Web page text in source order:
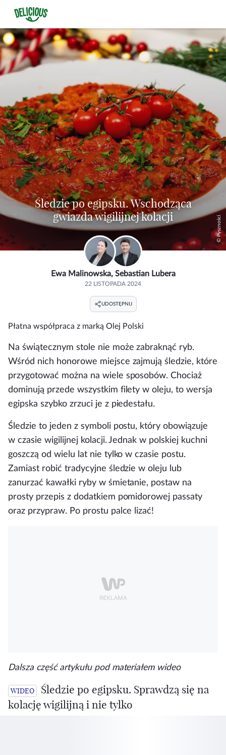
© Pyszności
Śledzie po egipsku. Wschodząca
gwiazda wigilijnej kolacji
Ewa Malinowska Sebastian Lubera
22 LISTOPADA 2024
UDOSTĘPNIJ
Płatna współpraca z marką Olej Polski
Na świątecznym stole nie może zabraknąć ryb.
Wśród nich honorowe miejsce zajmują śledzie, które
przygotować można na wiele sposobów. Chociaż
dominują przede wszystkim filety w oleju, to wersja
egipska szybko zrzuci je z piedestału.
Śledzie to jeden z symboli postu, który obowiązuje
w czasie wigilijnej kolacji. Jednak w polskiej kuchni
goszczą od wielu lat nie tylko w czasie postu.
Zamiast robić tradycyjne śledzie w oleju lub
zanurzać kawałki ryby w śmietanie, postaw na
prosty przepis z dodatkiem pomidorowej passaty
oraz przypraw. Po prostu palce lizać!
Dalsza część artykułu pod materiałem wideo
Śledzie po egipsku. Sprawdzą się na
kolację wigilijną i nie tylko